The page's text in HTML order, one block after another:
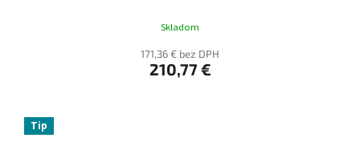
Skladom
171,36 € bez DPH
210,77 €
Tip